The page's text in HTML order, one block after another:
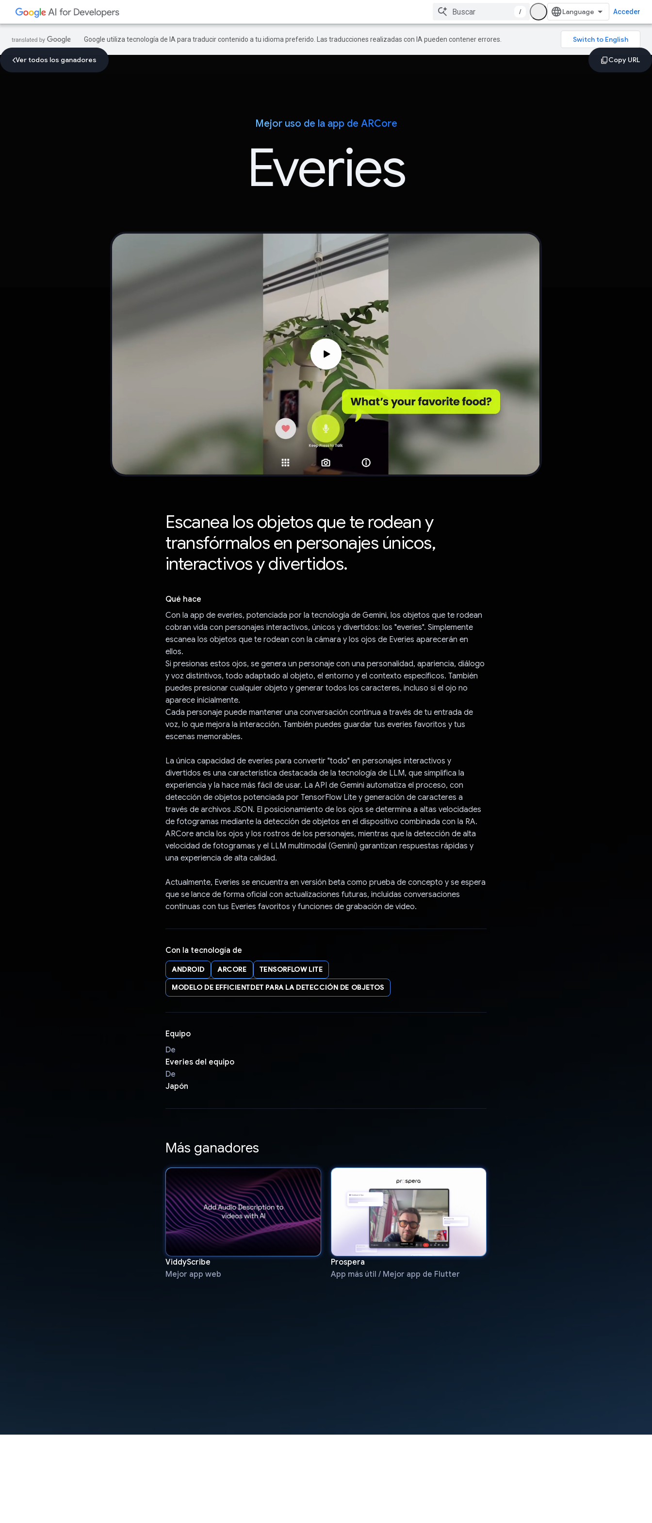
/ Acceder
Google utiliza tecnología de IA para traducir contenido a tu idioma preferido. Las traducciones realizadas con IA pueden contener errores.
Ver todos los ganadores
Mejor uso de la app de ARCore
Everies
Escanea los objetos que te rodean y
transfórmalos en personajes únicos,
interactivos y divertidos.
Qué hace
Con la app de everies, potenciada por la tecnología de Gemini, los objetos que te rodean
cobran vida con personajes interactivos, únicos y divertidos: los "everies". Simplemente
escanea los objetos que te rodean con la cámara y los ojos de Everies aparecerán en
ellos.
Si presionas estos ojos, se genera un personaje con una personalidad, apariencia, diálogo
y voz distintivos, todo adaptado al objeto, el entorno y el contexto específicos. También
puedes presionar cualquier objeto y generar todos los caracteres, incluso si el ojo no
aparece inicialmente.
Cada personaje puede mantener una conversación continua a través de tu entrada de
voz, lo que mejora la interacción. También puedes guardar tus everies favoritos y tus
escenas memorables.
La única capacidad de everies para convertir "todo" en personajes interactivos y
divertidos es una característica destacada de la tecnología de LLM, que simplifica la
experiencia y la hace más fácil de usar. La API de Gemini automatiza el proceso, con
detección de objetos potenciada por TensorFlow Lite y generación de caracteres a
través de archivos JSON. El posicionamiento de los ojos se determina a altas velocidades
de fotogramas mediante la detección de objetos en el dispositivo combinada con la RA.
ARCore ancla los ojos y los rostros de los personajes, mientras que la detección de alta
velocidad de fotogramas y el LLM multimodal (Gemini) garantizan respuestas rápidas y
una experiencia de alta calidad.
Actualmente, Everies se encuentra en versión beta como prueba de concepto y se espera
que se lance de forma oficial con actualizaciones futuras, incluidas conversaciones
continuas con tus Everies favoritos y funciones de grabación de video.
Con la tecnología de
ANDROID ARCORE TENSORFLOW LITE
MODELO DE EFFICIENTDET PARA LA DETECCIÓN DE OBJETOS
Equipo
De
Everies del equipo
De
Japón
Más ganadores
ViddyScribe
Mejor app web
Prospera
App más útil / Mejor app de Flutter